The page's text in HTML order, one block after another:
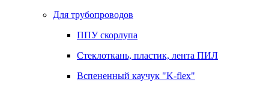
Для трубопроводов
ППУ скорлупа
Стеклоткань, пластик, лента ПИЛ
Вспененный каучук "K-flex"